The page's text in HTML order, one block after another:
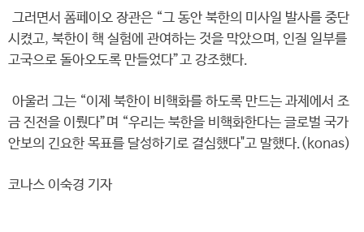
그러면서 폼페이오 장관은 “그 동안 북한의 미사일 발사를 중단
시켰고, 북한이 핵 실험에 관여하는 것을 막았으며, 인질 일부를
고국으로 돌아오도록 만들었다”고 강조했다.
아울러 그는 “이제 북한이 비핵화를 하도록 만드는 과제에서 조
금 진전을 이뤘다”며 “우리는 북한을 비핵화한다는 글로벌 국가
안보의 긴요한 목표를 달성하기로 결심했다"고 말했다.(konas)
코나스 이숙경 기자